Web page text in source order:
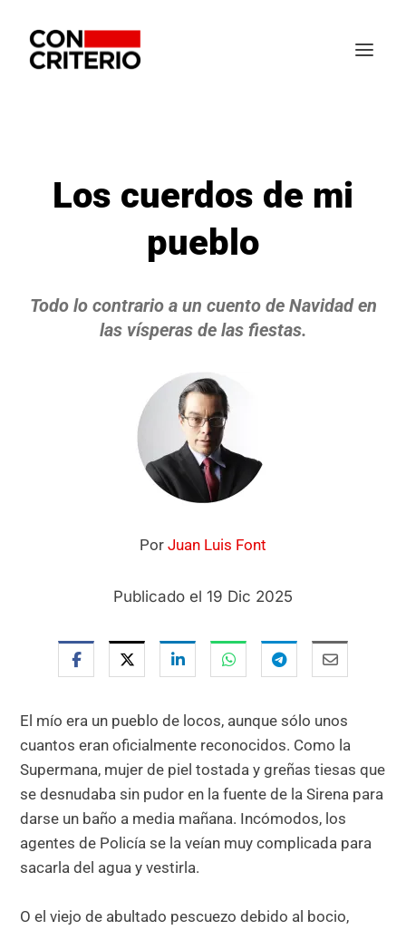
Los cuerdos de mi
pueblo
Todo lo contrario a un cuento de Navidad en
las vísperas de las fiestas.
Por Juan Luis Font
Publicado el 19 Dic 2025
El mío era un pueblo de locos, aunque sólo unos
cuantos eran oficialmente reconocidos. Como la
Supermana, mujer de piel tostada y greñas tiesas que
se desnudaba sin pudor en la fuente de la Sirena para
darse un baño a media mañana. Incómodos, los
agentes de Policía se la veían muy complicada para
sacarla del agua y vestirla.
O el viejo de abultado pescuezo debido al bocio,